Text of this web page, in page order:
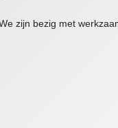
zijn bezig met